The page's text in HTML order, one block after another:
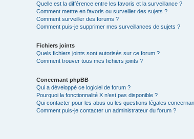
Quelle est la différence entre les favoris et la surveillance ?
Comment mettre en favoris ou surveiller des sujets ?
Comment surveiller des forums ?
Comment puis-je supprimer mes surveillances de sujets ?
Fichiers joints
Quels fichiers joints sont autorisés sur ce forum ?
Comment trouver tous mes fichiers joints ?
Concernant phpBB
Qui a développé ce logiciel de forum ?
Pourquoi la fonctionnalité X n’est pas disponible ?
Qui contacter pour les abus ou les questions légales
Comment puis-je contacter un administrateur du forum ?